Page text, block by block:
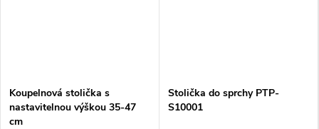
Koupelnová stolička s
nastavitelnou výškou 35-47
cm
Stolička do sprchy PTP-
S10001